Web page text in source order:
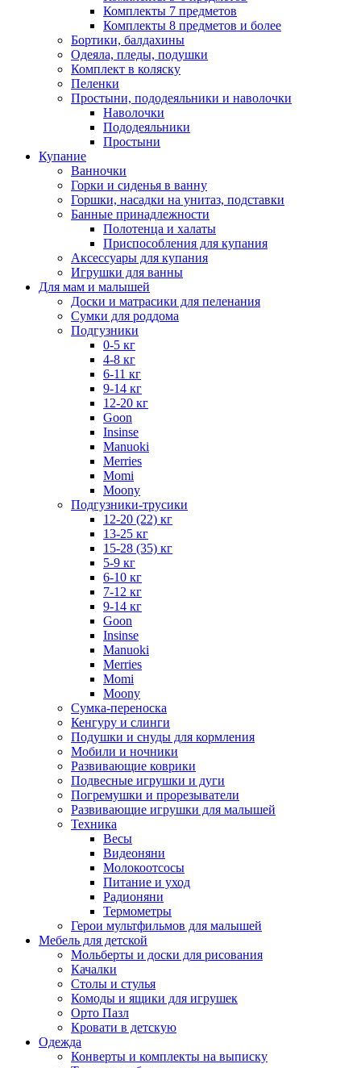
Комплекты 7 предметов
Комплекты 8 предметов и более
Бортики, балдахины
Одеяла, пледы, подушки
Комплект в коляску
Пеленки
Простыни, пододеяльники и наволочки
Наволочки
Пододеяльники
Простыни
Купание
Ванночки
Горки и сиденья в ванну
Горшки, насадки на унитаз, подставки
Банные принадлежности
Полотенца и халаты
Приспособления для купания
Аксессуары для купания
Игрушки для ванны
Для мам и малышей
Доски и матрасики для пеленания
Сумки для роддома
Подгузники
0-5 кг
4-8 кг
6-11 кг
9-14 кг
12-20 кг
Goon
Insinse
Manuoki
Merries
Momi
Moony
Подгузники-трусики
12-20 (22) кг
13-25 кг
15-28 (35) кг
5-9 кг
6-10 кг
7-12 кг
9-14 кг
Goon
Insinse
Manuoki
Merries
Momi
Moony
Сумка-переноска
Кенгуру и слинги
Подушки и снуды для кормления
Мобили и ночники
Развивающие коврики
Подвесные игрушки и дуги
Погремушки и прорезыватели
Развивающие игрушки для малышей
Техника
Весы
Видеоняни
Молокоотсосы
Питание и уход
Радионяни
Термометры
Герои мультфильмов для малышей
Мебель для детской
Мольберты и доски для рисования
Качалки
Столы и стулья
Комоды и ящики для игрушек
Орто Пазл
Кровати в детскую
Одежда
Конверты и комплекты на выписку